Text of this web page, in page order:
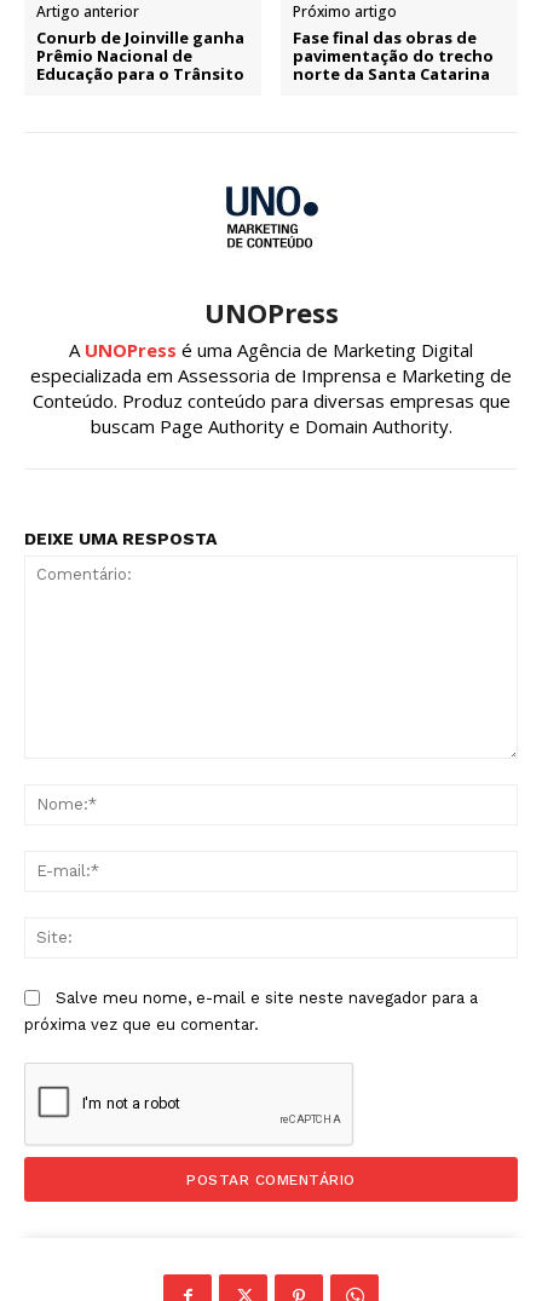
Artigo anterior
Conurb de Joinville ganha
Prêmio Nacional de
Educação para o Trânsito
Próximo artigo
Fase final das obras de
pavimentação do trecho
norte da Santa Catarina
UNOPress
A UNOPress é uma Agência de Marketing Digital
especializada em Assessoria de Imprensa e Marketing de
Conteúdo. Produz conteúdo para diversas empresas que
buscam Page Authority e Domain Authority.
DEIXE UMA RESPOSTA
Salve meu nome, e-mail e site neste navegador para a
próxima vez que eu comentar.